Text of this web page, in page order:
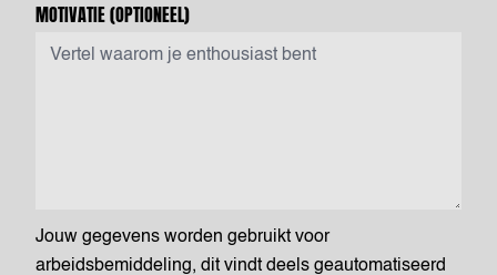
MOTIVATIE(OPTIONEEL)
Jouw gegevens worden gebruikt voor
arbeidsbemiddeling, dit vindt deels geautomatiseerd